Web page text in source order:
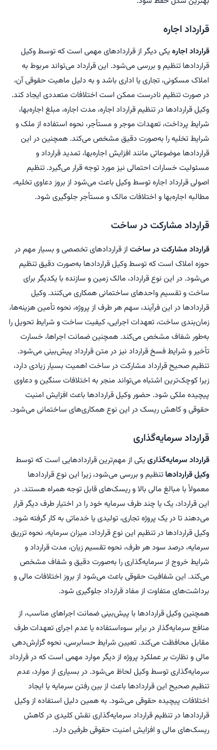
قرارداد اجاره
قرارداد اجارهیکی دیگر از قراردادهای مهمی است که توسط وکیل
قراردادها تنظیم و بررسی می‌شود. این قرارداد می‌تواند مربوط به
املاک مسکونی، تجاری یا اداری باشد و به دلیل ماهیت حقوقی آن،
در صورت تنظیم نادرست ممکن است اختلافات متعددی ایجاد کند.
وکیل قراردادها در تنظیم قرارداد اجاره، مدت اجاره، مبلغ اجاره‌بها،
شرایط پرداخت، تعهدات موجر و مستأجر، نحوه استفاده از ملک و
شرایط تخلیه را به‌صورت دقیق مشخص می‌کند. همچنین در این
قراردادها موضوعاتی مانند افزایش اجاره‌بها، تمدید قرارداد و
مسئولیت خسارات احتمالی نیز مورد توجه قرار می‌گیرد. تنظیم
اصولی قرارداد اجاره توسط وکیل باعث می‌شود از بروز دعاوی تخلیه،
مطالبه اجاره‌بها و اختلافات مالک و مستأجر جلوگیری شود.
قرارداد مشارکت در ساخت
قرارداد مشارکت در ساخت از قراردادهای تخصصی و بسیار مهم در
حوزه املاک است که توسط وکیل قراردادها به‌صورت دقیق تنظیم
می‌شود. در این نوع قرارداد، مالک زمین و سازنده با یکدیگر برای
ساخت و تقسیم واحدهای ساختمانی همکاری می‌کنند. وکیل
قراردادها در این فرآیند، سهم هر طرف از پروژه، نحوه تأمین هزینه‌ها،
زمان‌بندی ساخت، تعهدات اجرایی، کیفیت ساخت و شرایط تحویل را
به‌طور شفاف مشخص می‌کند. همچنین ضمانت اجراها، خسارت
تأخیر و شرایط فسخ قرارداد نیز در متن قرارداد پیش‌بینی می‌شود.
تنظیم صحیح قرارداد مشارکت در ساخت اهمیت بسیار زیادی دارد،
زیرا کوچک‌ترین اشتباه می‌تواند منجر به اختلافات سنگین و دعاوی
پیچیده ملکی شود. حضور وکیل قراردادها باعث افزایش امنیت
حقوقی و کاهش ریسک در این نوع همکاری‌های ساختمانی می‌شود.
قرارداد سرمایه‌گذاری
قرارداد سرمایه‌گذارییکی از مهم‌ترین قراردادهایی است که توسط
وکیل قراردادها تنظیم و بررسی می‌شود، زیرا این نوع قراردادها
معمولاً با مبالغ مالی بالا و ریسک‌های قابل توجه همراه هستند. در
این قرارداد، یک یا چند طرف سرمایه خود را در اختیار طرف دیگر قرار
می‌دهند تا در یک پروژه تجاری، تولیدی یا خدماتی به کار گرفته شود.
وکیل قراردادها در تنظیم این نوع قرارداد، میزان سرمایه، نحوه تزریق
سرمایه، درصد سود هر طرف، نحوه تقسیم زیان، مدت قرارداد و
شرایط خروج از سرمایه‌گذاری را به‌صورت دقیق و شفاف مشخص
می‌کند. این شفافیت حقوقی باعث می‌شود از بروز اختلافات مالی و
برداشت‌های متفاوت از مفاد قرارداد جلوگیری شود.
همچنین وکیل قراردادها با پیش‌بینی ضمانت اجراهای مناسب، از
منافع سرمایه‌گذار در برابر سوءاستفاده یا عدم اجرای تعهدات طرف
مقابل محافظت می‌کند. تعیین شرایط حسابرسی، نحوه گزارش‌دهی
مالی و نظارت بر عملکرد پروژه از دیگر موارد مهمی است که در قرارداد
سرمایه‌گذاری توسط وکیل لحاظ می‌شود. در بسیاری از موارد، عدم
تنظیم صحیح این قراردادها باعث از بین رفتن سرمایه یا ایجاد
اختلافات پیچیده حقوقی می‌شود. به همین دلیل استفاده از وکیل
قراردادها در تنظیم قرارداد سرمایه‌گذاری نقش کلیدی در کاهش
ریسک‌های مالی و افزایش امنیت حقوقی طرفین دارد.